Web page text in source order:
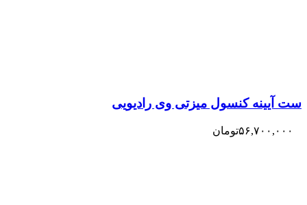
ست آیینه کنسول میزتی وی رادیویی
۵۶,۷۰۰,۰۰۰تومان